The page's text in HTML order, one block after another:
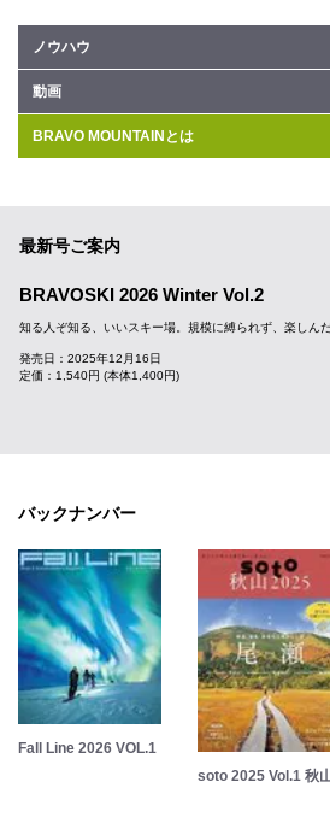
ノウハウ
動画
BRAVO MOUNTAINとは
最新号ご案内
BRAVOSKI 2026 Winter Vol.2
知る人ぞ知る、いいスキー場。規模に縛られず、楽しん
発売日：2025年12月16日
定価：1,540円 (本体1,400円)
バックナンバー
Fall Line 2026 VOL.1
soto 2025 Vol.1 秋